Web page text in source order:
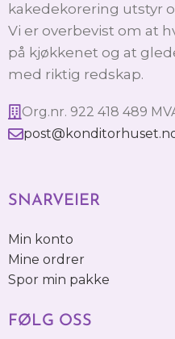
kakedekorering utstyr
Vi er overbevist om at
på kjøkkenet og at
med riktig redskap.
Org.nr. 922 418 489
SNARVEIER
Min konto
Mine ordrer
Spor min pakke
FØLG OSS